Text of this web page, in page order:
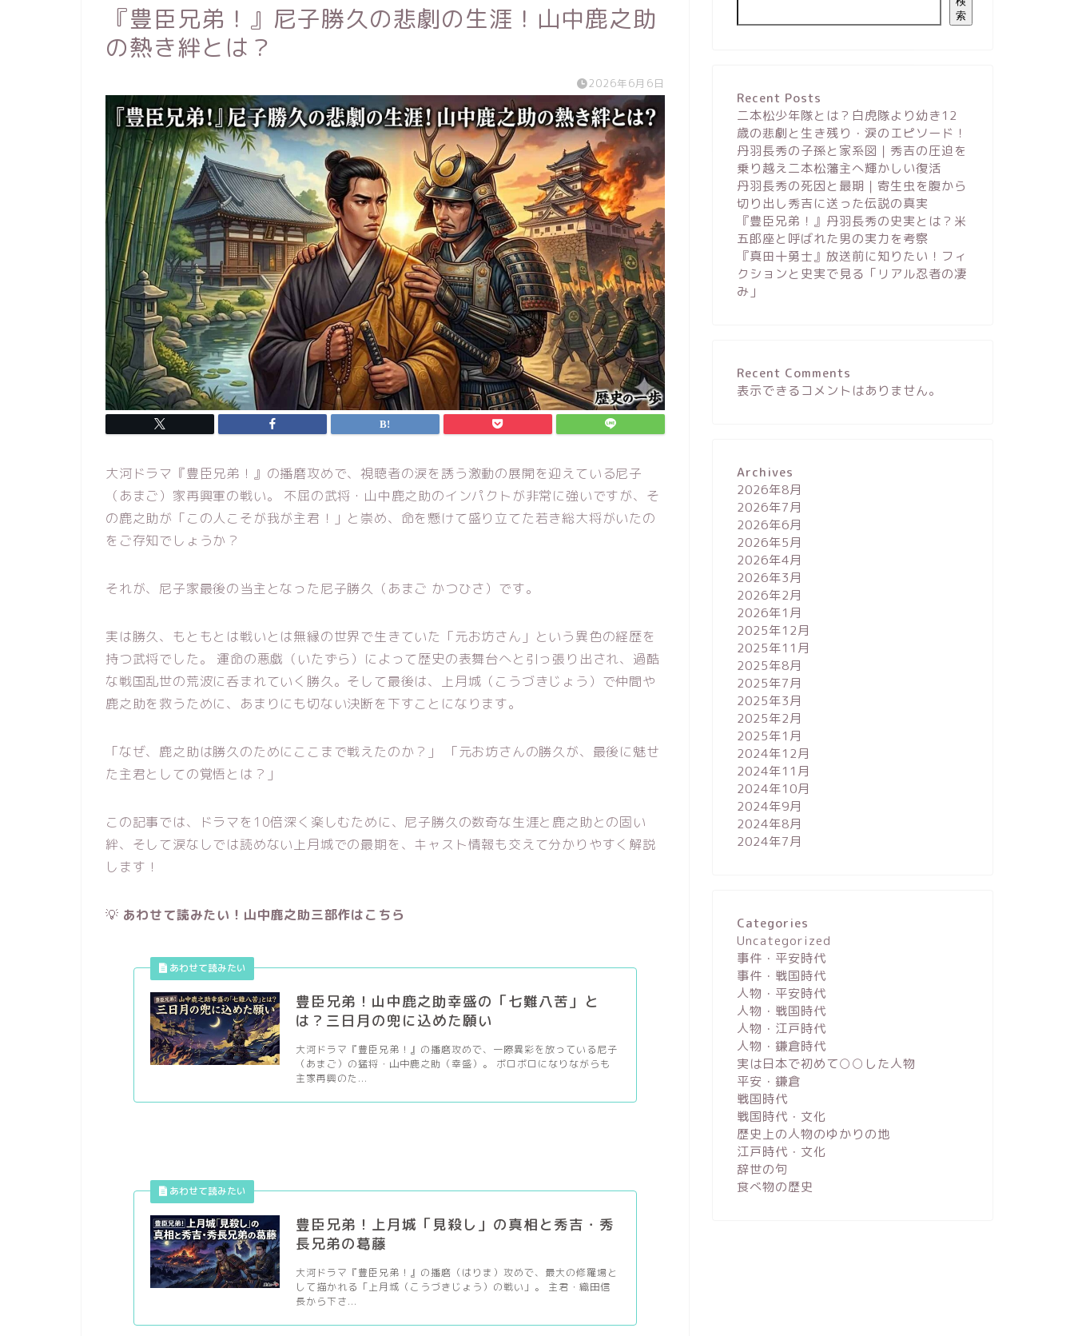
『豊臣兄弟！』尼子勝久の悲劇の生涯！山中鹿之助
の熱き絆とは？
2026年6月6日
大河ドラマ『豊臣兄弟！』の播磨攻めで、視聴者の涙を誘う激動の展開を迎えている尼子
（あまご）家再興軍の戦い。 不屈の武将・山中鹿之助のインパクトが非常に強いですが、そ
の鹿之助が「この人こそが我が主君！」と崇め、命を懸けて盛り立てた若き総大将がいたの
をご存知でしょうか？
それが、尼子家最後の当主となった尼子勝久（あまご かつひさ）です。
実は勝久、もともとは戦いとは無縁の世界で生きていた「元お坊さん」という異色の経歴を
持つ武将でした。 運命の悪戯（いたずら）によって歴史の表舞台へと引っ張り出され、過酷
な戦国乱世の荒波に呑まれていく勝久。そして最後は、上月城（こうづきじょう）で仲間や
鹿之助を救うために、あまりにも切ない決断を下すことになります。
「なぜ、鹿之助は勝久のためにここまで戦えたのか？」 「元お坊さんの勝久が、最後に魅せ
た主君としての覚悟とは？」
この記事では、ドラマを10倍深く楽しむために、尼子勝久の数奇な生涯と鹿之助との固い
絆、そして涙なしでは読めない上月城での最期を、キャスト情報も交えて分かりやすく解説
します！
💡 あわせて読みたい！山中鹿之助三部作はこちら
豊臣兄弟！山中鹿之助幸盛の「七難八苦」と
は？三日月の兜に込めた願い
大河ドラマ『豊臣兄弟！』の播磨攻めで、一際異彩を放っている尼子
（あまご）の猛将・山中鹿之助（幸盛）。 ボロボロになりながらも
主家再興のた...
豊臣兄弟！上月城「見殺し」の真相と秀吉・秀
長兄弟の葛藤
大河ドラマ『豊臣兄弟！』の播磨（はりま）攻めで、最大の修羅場と
して描かれる「上月城（こうづきじょう）の戦い」。 主君・織田信
長から下さ...
索
Recent Posts
二本松少年隊とは？白虎隊より幼き12
歳の悲劇と生き残り・涙のエピソード！
丹羽長秀の子孫と家系図｜秀吉の圧迫を
乗り越え二本松藩主へ輝かしい復活
丹羽長秀の死因と最期｜寄生虫を腹から
切り出し秀吉に送った伝説の真実
『豊臣兄弟！』丹羽長秀の史実とは？米
五郎座と呼ばれた男の実力を考察
『真田十勇士』放送前に知りたい！フィ
クションと史実で見る「リアル忍者の凄
み」
Recent Comments
表示できるコメントはありません。
Archives
2026年8月
2026年7月
2026年6月
2026年5月
2026年4月
2026年3月
2026年2月
2026年1月
2025年12月
2025年11月
2025年8月
2025年7月
2025年3月
2025年2月
2025年1月
2024年12月
2024年11月
2024年10月
2024年9月
2024年8月
2024年7月
Categories
Uncategorized
事件・平安時代
事件・戦国時代
人物・平安時代
人物・戦国時代
人物・江戸時代
人物・鎌倉時代
実は日本で初めて○○した人物
平安・鎌倉
戦国時代
戦国時代・文化
歴史上の人物のゆかりの地
江戸時代・文化
辞世の句
食べ物の歴史